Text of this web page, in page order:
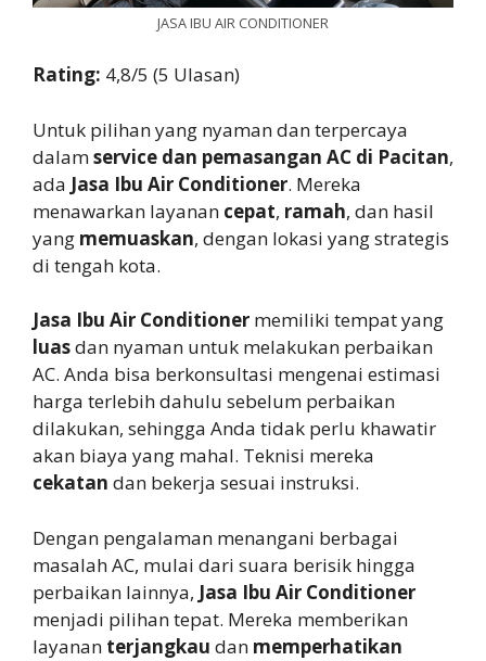
JASA IBU AIR CONDITIONER
Rating: 4,8/5 (5 Ulasan)
Untuk pilihan yang nyaman dan terpercaya
dalamservice dan pemasangan AC di Pacitan,
ada Jasa Ibu Air Conditioner. Mereka
menawarkan layanan cepat, ramah, dan hasil
yang memuaskan, dengan lokasi yang strategis
di tengah kota.
Jasa Ibu Air Conditioner memiliki tempat yang
luasdan nyaman untuk melakukan perbaikan
AC. Anda bisa berkonsultasi mengenai estimasi
harga terlebih dahulu sebelum perbaikan
dilakukan, sehingga Anda tidak perlu khawatir
akan biaya yang mahal. Teknisi mereka
cekatan dan bekerja sesuai instruksi.
Dengan pengalaman menangani berbagai
masalah AC, mulai dari suara berisik hingga
perbaikan lainnya, Jasa Ibu Air Conditioner
menjadi pilihan tepat. Mereka memberikan
layanan terjangkau dan memperhatikan